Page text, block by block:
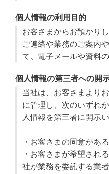
個人情報の利用目的
お客さまからお預かり
ご連絡や業務のご案内
て、電子メールや資料
個人情報の第三者への開
当社は、お客さまより
に管理し、次のいずれ
人情報を第三者に開示
・お客さまの同意があ
・お客さまが希望され
社が業務を委託する業